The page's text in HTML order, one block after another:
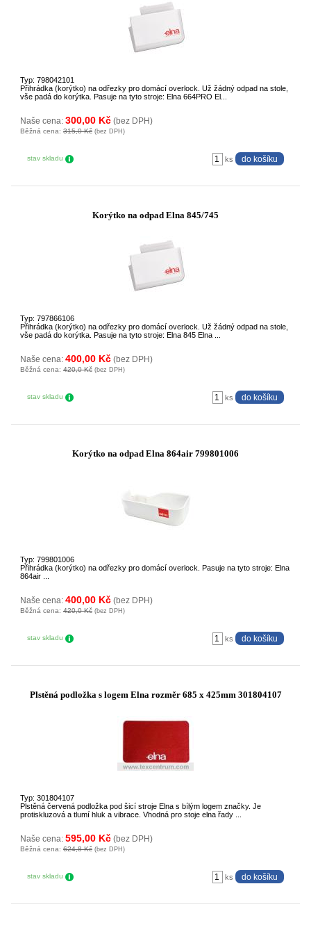
Typ: 798042101
Přihrádka (korýtko) na odřezky pro domácí overlock. Už žádný odpad na stole,
vše padá do korýtka. Pasuje na tyto stroje: Elna 664PRO El...
Naše cena: 300,00 Kč (bez DPH)
Běžná cena: 315,0 Kč (bez DPH)
stav skladu ks
Korýtko na odpad Elna 845/745
Typ: 797866106
Přihrádka (korýtko) na odřezky pro domácí overlock. Už žádný odpad na stole,
vše padá do korýtka. Pasuje na tyto stroje: Elna 845 Elna ...
Naše cena: 400,00 Kč (bez DPH)
Běžná cena: 420,0 Kč (bez DPH)
stav skladu ks
Korýtko na odpad Elna 864air 799801006
Typ: 799801006
Přihrádka (korýtko) na odřezky pro domácí overlock. Pasuje na tyto stroje: Elna
864air ...
Naše cena: 400,00 Kč (bez DPH)
Běžná cena: 420,0 Kč (bez DPH)
stav skladu ks
Plstěná podložka s logem Elna rozměr 685 x 425mm 301804107
Typ: 301804107
Plstěná červená podložka pod šicí stroje Elna s bílým logem značky. Je
protiskluzová a tlumí hluk a vibrace. Vhodná pro stoje elna řady ...
Naše cena: 595,00 Kč (bez DPH)
Běžná cena: 624,8 Kč (bez DPH)
stav skladu ks